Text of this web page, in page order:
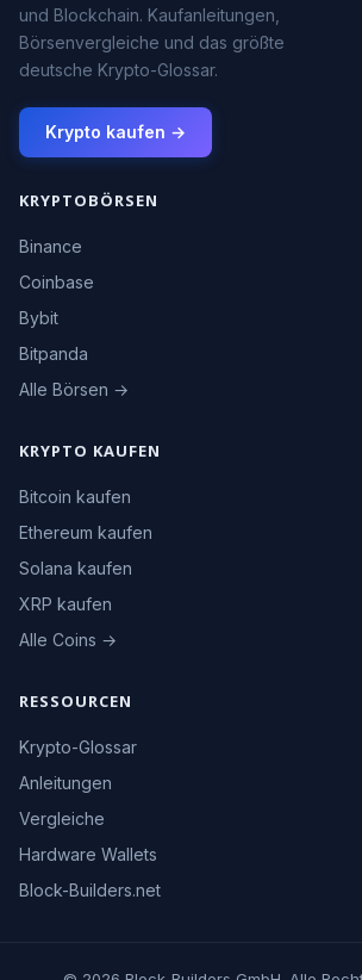
und Blockchain. Kaufanleitungen,
Börsenvergleiche und das größte
deutsche Krypto-Glossar.
Krypto kaufen →
KRYPTOBÖRSEN
Binance
Coinbase
Bybit
Bitpanda
Alle Börsen →
KRYPTO KAUFEN
Bitcoin kaufen
Ethereum kaufen
Solana kaufen
XRP kaufen
Alle Coins →
RESSOURCEN
Krypto-Glossar
Anleitungen
Vergleiche
Hardware Wallets
Block-Builders.net